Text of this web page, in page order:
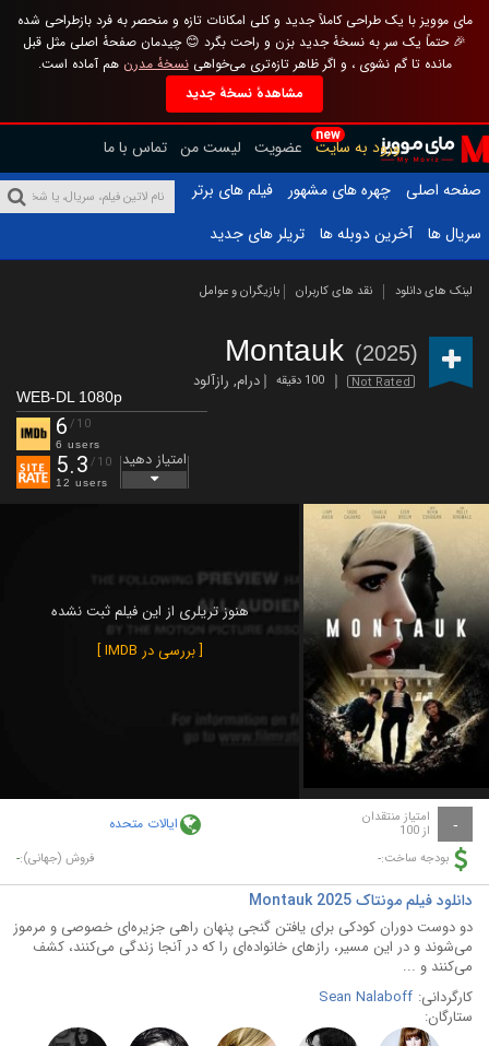
مای موویز با یک طراحی کاملاً جدید و کلی امکانات تازه و منحصر به فرد بازطراحی شده
🎉 حتماً یک سر به نسخهٔ جدید بزن و راحت بگرد 😊 چیدمان صفحهٔ اصلی مثل قبل
مانده تا گم نشوی ، و اگر ظاهر تازه‌تری می‌خواهینسخهٔ مدرن هم آماده است.
مشاهدهٔ نسخهٔ جدید
new
ورود به سایت عضویت لیست من تماس با ما
صفحه اصلی
چهره های مشهور
فیلم های برتر
سریال ها
آخرین دوبله ها تریلر های جدید
لینک های دانلود نقد های کاربران بازیگران و عوامل
Montauk (2025)
Not Rated 100 دقیقه درام, رازآلود
WEB-DL 1080p
6 /10
6 users
5.3 /10
12 users
امتیاز دهید
هنوز تریلری از این فیلم ثبت نشده
[ بررسی در IMDB ]
- امتیاز منتقدان
از 100 ایالات متحده
بودجه ساخت:- فروش (جهانی):-
دانلود فیلم مونتاک Montauk 2025
دو دوست دوران کودکی برای یافتن گنجی پنهان راهی جزیره‌ای خصوصی و مرموز
می‌شوند و در این مسیر، رازهای خانواده‌ای را که در آنجا زندگی می‌کنند، کشف
می‌کنند و ...
کارگردانی: Sean Nalaboff
ستارگان: